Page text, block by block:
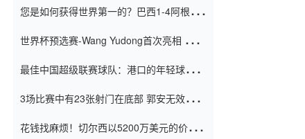
您是如何获得世界第一的？巴西1-4阿根
世界杯预选赛-Wang Yudong首次亮相 中国
最佳中国超级联赛球队：港口的年轻球员在
（Taishan）
3场比赛中有23张射门在底部 郭安无效传球
花钱找麻烦！切尔西以5200万美元的价格